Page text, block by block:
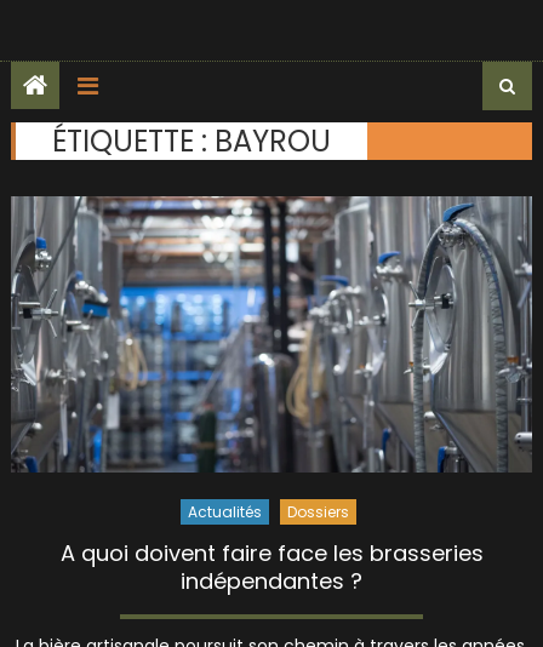
ÉTIQUETTE : BAYROU
Actualités Dossiers
A quoi doivent faire face les brasseries
indépendantes ?